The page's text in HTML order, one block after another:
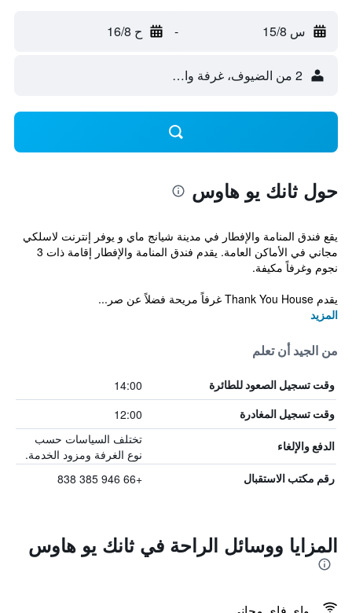
س 15/8 - ح 16/8
2 من الضيوف، غرفة واحدة
حول ثانك يو هاوس
يقع فندق المنامة والإفطار في مدينة شيانج ماي و يوفر إنترنت لاسلكي
مجاني في الأماكن العامة. يقدم فندق المنامة والإفطار إقامة ذات 3
نجوم وغرفاً مكيفة.
يقدم Thank You House غرفاً مريحة فضلاً عن صر...
المزيد
من الجيد أن تعلم
وقت تسجيل الصعود للطائرة 14:00
وقت تسجيل المغادرة 12:00
الدفع والإلغاء
تختلف السياسات حسب
نوع الغرفة ومزود الخدمة.
رقم مكتب الاستقبال +66 946 385 838
المزايا ووسائل الراحة في ثانك يو هاوس